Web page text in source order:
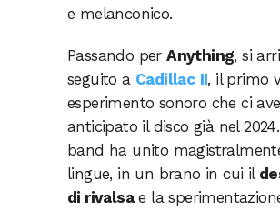
e melanconico.
Passando perAnything, si
seguito a Cadillac II, il primo
esperimento sonoro che ci
anticipato il disco già nel
band ha unito
lingue, in un brano in cui il
di rivalsae la